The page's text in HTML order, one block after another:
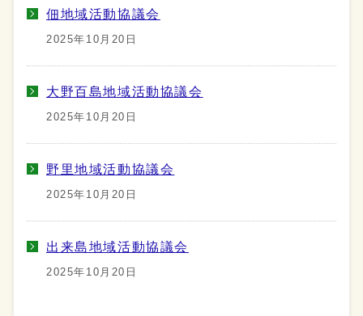
佃地域活動協議会
2025年10月20日
大野百島地域活動協議会
2025年10月20日
野里地域活動協議会
2025年10月20日
出来島地域活動協議会
2025年10月20日